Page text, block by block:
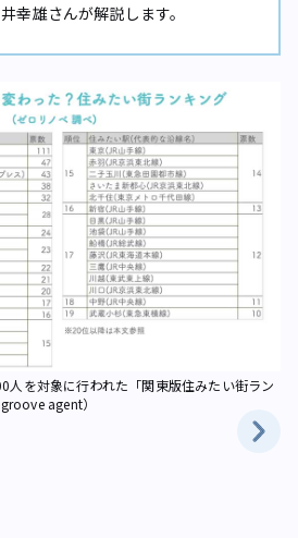
幸雄さんが解説します。
人を対象に行われた「関東版住みたい街ラン
agent）